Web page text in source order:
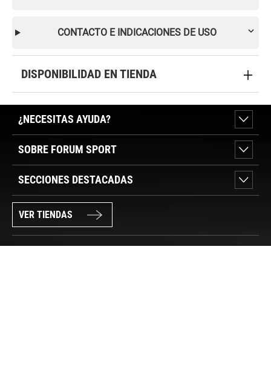
CONTACTO E INDICACIONES DE USO
DISPONIBILIDAD EN TIENDA
¿NECESITAS AYUDA?
SOBRE FORUM SPORT
SECCIONES DESTACADAS
VER TIENDAS